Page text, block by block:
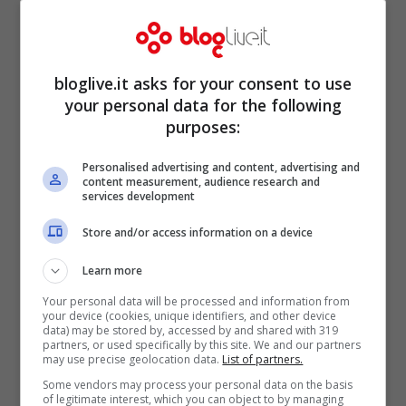
di più rispetto a quelle degli uomini
Vasco Rossi dona i diritti di ”Vivere”
per sostenere l’eutanasia legale
Gen 15, 2014
Papa Francesco, figli di gay e
divorziati sono la nuova sfida
educativa
bloglive.it asks for your consent to use
your personal data for the following
purposes:
Personalised advertising and content, advertising and
content measurement, audience research and
services development
Store and/or access information on a device
Learn more
Your personal data will be processed and information from
your device (cookies, unique identifiers, and other device
data) may be stored by, accessed by and shared with 319
partners, or used specifically by this site. We and our partners
may use precise geolocation data. List of partners.
Some vendors may process your personal data on the basis
of legitimate interest, which you can object to by managing